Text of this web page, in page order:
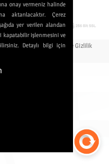
onay vermeniz halinde
aktarılacaktır. Çerez
yer verilen alandan
kapatabilir işlenmesini ve
Detaylı bilgi için
İptal, İade Koşulları ve Gizlilik